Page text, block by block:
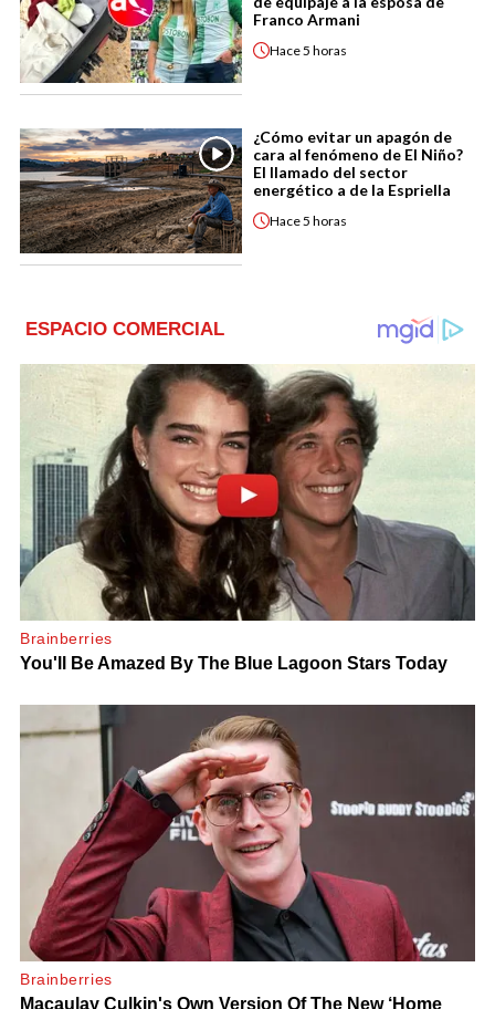
Franco Armani
Hace5 horas
¿Cómo evitar un apagón de
cara al fenómeno de El Niño?
El llamado del sector
energético a de la Espriella
Hace5 horas